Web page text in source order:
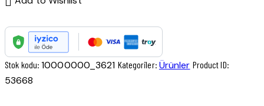
Stok kodu:10000000_3621 Kategoriler: Ürünler Product ID:
53668